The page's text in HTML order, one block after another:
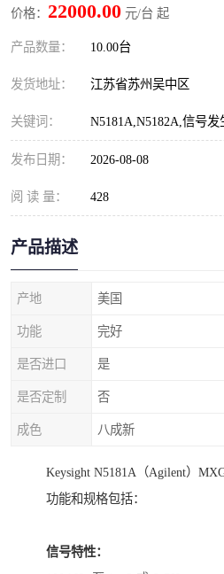
价格： 22000.00 元/台 起
产品数量： 10.00台
发货地址： 江苏省苏州吴中区
关键词： N5181A,N5182A,信号发
发布日期： 2026-08-08
阅 读 量： 428
产品描述
产地 美国
功能 完好
是否进口 是
是否定制 否
成色 八成新
Keysight N5181A（Agilent）
功能和规格包括：
信号特性：